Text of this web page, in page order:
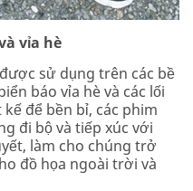
vỉa hè
sử dụng trên các bề
báo vỉa hè và các lối
để bền bỉ, các phim
đi bộ và tiếp xúc với
làm cho chúng trở
đồ họa ngoài trời và